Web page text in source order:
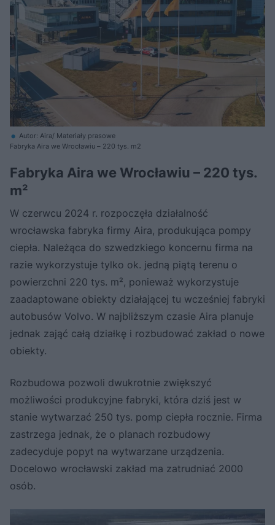
Autor: Aira/ Materiały prasowe
Fabryka Aira we Wrocławiu – 220 tys. m2
Fabryka Aira we Wrocławiu – 220 tys.
m²
W czerwcu 2024 r. rozpoczęła działalność
wrocławska fabryka firmy Aira, produkująca pompy
ciepła. Należąca do szwedzkiego koncernu firma na
razie wykorzystuje tylko ok. jedną piątą terenu o
powierzchni 220 tys. m², ponieważ wykorzystuje
zaadaptowane obiekty działającej tu wcześniej fabryki
autobusów Volvo. W najbliższym czasie Aira planuje
jednak zająć całą działkę i rozbudować zakład o nowe
obiekty.
Rozbudowa pozwoli dwukrotnie zwiększyć
możliwości produkcyjne fabryki, która dziś jest w
stanie wytwarzać 250 tys. pomp ciepła rocznie. Firma
zastrzega jednak, że o planach rozbudowy
zadecyduje popyt na wytwarzane urządzenia.
Docelowo wrocławski zakład ma zatrudniać 2000
osób.